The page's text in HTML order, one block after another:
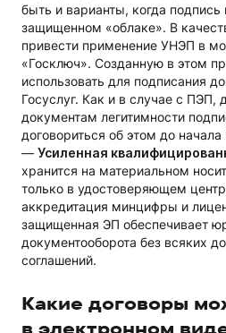
быть и варианты, когда подпись
защищенном «облаке». В
привести применение УНЭП в
«Госключ». Созданную в этом
использовать для подписания
Госуслуг. Как и в случае с ПЭП,
документам легитимности
договориться об этом до
— Усиленная
хранится на материальном
только в удостоверяющем
аккредитация минцифры и
защищенная ЭП обеспечивает
документооборота без всяких
соглашений.
Какие договоры
в электронном